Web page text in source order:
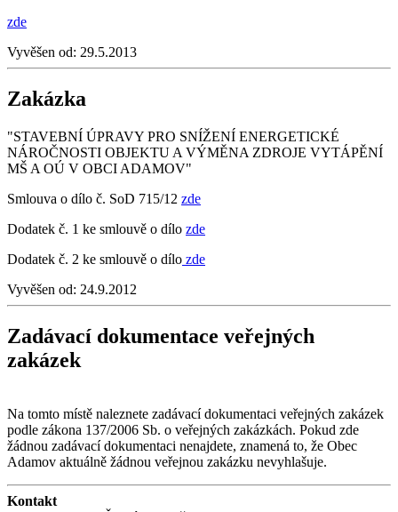
zde
Vyvěšen od: 29.5.2013
Zakázka
"STAVEBNÍ ÚPRAVY PRO SNÍŽENÍ ENERGETICKÉ
NÁROČNOSTI OBJEKTU A VÝMĚNA ZDROJE VYTÁPĚNÍ
MŠ A OÚ V OBCI ADAMOV"
Smlouva o dílo č. SoD 715/12 zde
Dodatek č. 1 ke smlouvě o dílo zde
Dodatek č. 2 ke smlouvě o dílo zde
Vyvěšen od: 24.9.2012
Zadávací dokumentace veřejných
zakázek
Na tomto místě naleznete zadávací dokumentaci veřejných zakázek
podle zákona 137/2006 Sb. o veřejných zakázkách. Pokud zde
žádnou zadávací dokumentaci nenajdete, znamená to, že Obec
Adamov aktuálně žádnou veřejnou zakázku nevyhlašuje.
Kontakt